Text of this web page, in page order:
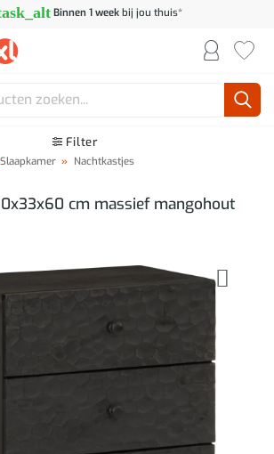
Binnen 1 weekbij jou thuis*
Filter
Slaapkamer » Nachtkastjes
cm massief mangohout